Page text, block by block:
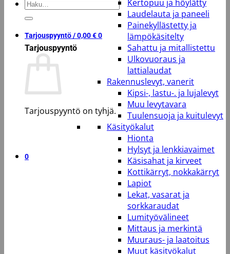
Etsi:
Tarjouspyyntö /0,00€0
Tarjouspyyntö
Tarjouspyyntö on tyhjä.
0
Kertopuu ja höylätty
Laudelauta ja paneeli
Painekyllästetty ja
lämpökäsitelty
Sahattu ja mitallistettu
Ulkovuoraus ja
lattialaudat
Rakennuslevyt, vanerit
Kipsi-, lastu-. ja lujalevyt
Muu levytavara
Tuulensuoja ja kuitulevyt
Käsityökalut
Hionta
Hylsyt ja lenkkiavaimet
Käsisahat ja kirveet
Kottikärryt, nokkakärryt
Lapiot
Lekat, vasarat ja
sorkkaraudat
Lumityövälineet
Mittaus ja merkintä
Muuraus- ja laatoitus
Muut käsityökalut